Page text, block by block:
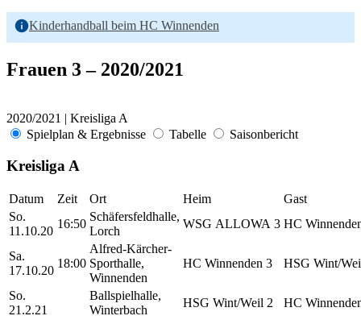
Kinderhandball beim HC Winnenden
Frauen 3 – 2020/2021
2020/2021 | Kreisliga A
Spielplan & Ergebnisse
Tabelle Saisonbericht
Kreisliga A
Datum Zeit Ort Heim
Gast
So.
11.10.20
16:50
Schäfersfeldhalle,
Lorch
WSG ALLOWA 3 HC
Sa.
17.10.20
18:00
Alfred-Kärcher-
Sporthalle,
Winnenden
HC Winnenden 3 HSG Wint/
So.
21.2.21
Ballspielhalle,
Winterbach
HSG Wint/Weil 2 HC